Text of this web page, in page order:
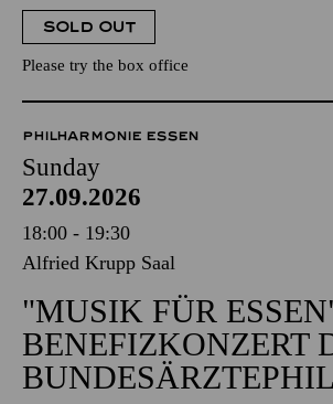
SOLD OUT
Please try the box office
PHILHARMONIE ESSEN
Sunday
27.09.2026
18:00 - 19:30
Alfried Krupp Saal
"MUSIK FÜR
BENEFIZKONZERT